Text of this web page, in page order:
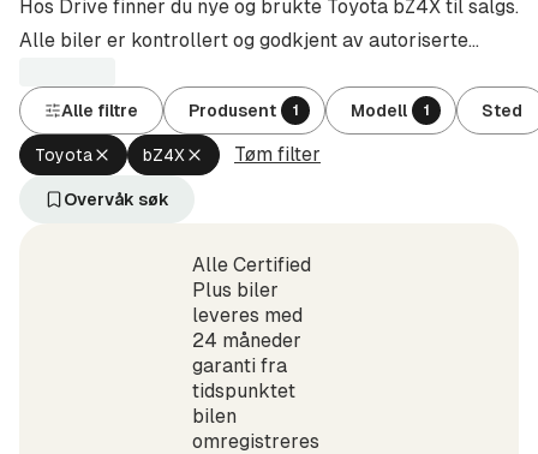
Hos Drive finner du nye og brukte Toyota bZ4X til salgs.
Alle biler er kontrollert og godkjent av autoriserte
Alle filtre Produsent 1 Modell 1 Sted
Toyota Fjern
aktivt
filter
bZ4X Fjern
aktivt
Tøm filter
Overvåk søk
Alle Certified
Plus biler
leveres med
24 måneder
garanti fra
tidspunktet
bilen
omregistreres